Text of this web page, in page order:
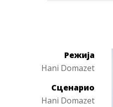
Режија
Hani Domazet
Сценарио
Hani Domazet